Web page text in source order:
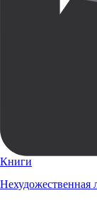
Книги
Нехудожественная